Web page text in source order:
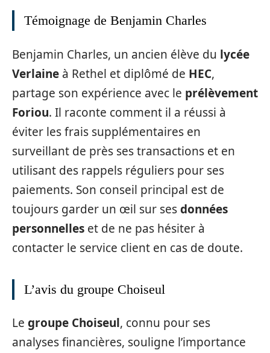
Témoignage de Benjamin Charles
Benjamin Charles, un ancien élève du lycée
Verlaine à Rethel et diplômé de HEC,
partage son expérience avec le prélèvement
Foriou. Il raconte comment il a réussi à
éviter les frais supplémentaires en
surveillant de près ses transactions et en
utilisant des rappels réguliers pour ses
paiements. Son conseil principal est de
toujours garder un œil sur sesdonnées
personnelles et de ne pas hésiter à
contacter le service client en cas de doute.
L’avis du groupe Choiseul
Le groupe Choiseul, connu pour ses
analyses financières, souligne l’importance